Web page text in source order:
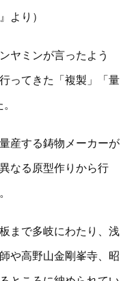
より）
ヤミンが言ったよう
ってきた「複製」「量
産する鋳物メーカーが
なる原型作りから行
まで多岐にわたり、浅
や高野山金剛峯寺、昭